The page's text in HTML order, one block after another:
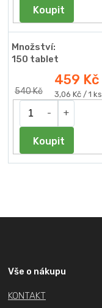
Do košíku
Množství:
150 tablet
540 Kč
459 Kč
Měrná
cena:
3,06 Kč / 1 ks
Do košíku
Vše o nákupu
KONTAKT